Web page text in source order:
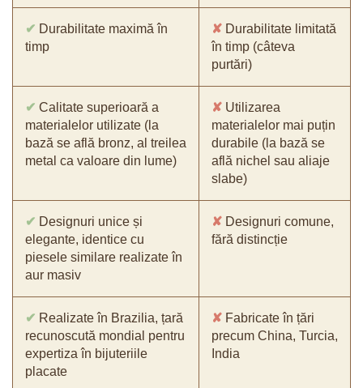
✔ Durabilitate maximă în
timp
✘ Durabilitate limitată
în timp (câteva
purtări)
✔ Calitate superioară a
materialelor utilizate (la
bază se află bronz, al treilea
metal ca valoare din lume)
✘ Utilizarea
materialelor mai puțin
durabile (la bază se
află nichel sau aliaje
slabe)
✔ Designuri unice și
elegante, identice cu
piesele similare realizate în
aur masiv
✘ Designuri comune,
fără distincție
✔ Realizate în Brazilia, țară
recunoscută mondial pentru
expertiza în bijuteriile
placate
✘ Fabricate în țări
precum China, Turcia,
India